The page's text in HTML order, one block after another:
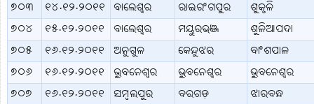
୭୦୩
୧୪.୧୨.୨୦୧୧ ବାଲେଶ୍ବର ରାଇରଂଗପୁର
ଶୁକୃଳି
୭୦୪
୧୫.୧୨.୨୦୧୧ ବାଲେଶ୍ବର ମୟୁରଭଞ୍ଜ
ଶୁଳିଆପଦା
୭୦୫
୧୬.୧୨.୨୦୧୧ ଅନୁଗୁଳ କେନ୍ଦୁଝର
ବାଂଶପାଳ
୭୦୬
୧୬.୧୨.୨୦୧୧ ଭୁବନେଶ୍ବର ଭୁବନେଶ୍ବର
ଭୁବନେଶ୍ବର
୭୦୭
୧୬.୧୨.୨୦୧୧ ସମ୍ବଲପୁର ବରଗଡ଼
ଝାରବନ୍ଧ